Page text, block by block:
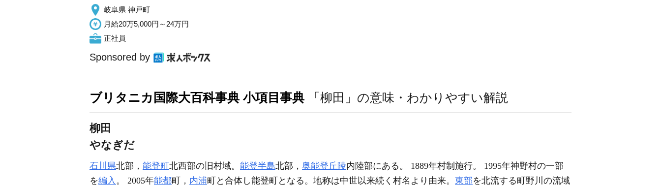
岐阜県 神戸町
月給20万5,000円～24万円
正社員
Sponsored by
ブリタニカ国際大百科事典 小項目事典 「柳田」の意味・わかりやすい解説
柳田
やなぎだ
石川県北部， 能登町 北西部の旧村域。 能登半島北部， 奥能登丘陵内陸部にある。 1889年村制施行。 1995年神野村の一部
を編入 。 2005年能都町， 内浦町と合体し能登町となる。地称は中世以来続く村名より由来。 東部を北流する町野川の流域